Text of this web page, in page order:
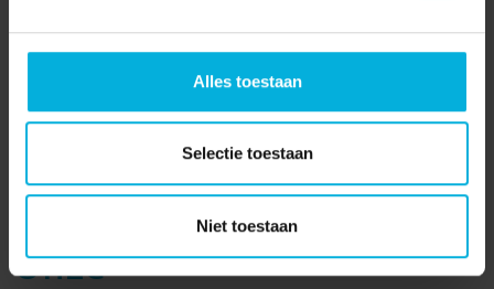
Alles toestaan
Selectie toestaan
Niet toestaan
02-03-2026
Onze